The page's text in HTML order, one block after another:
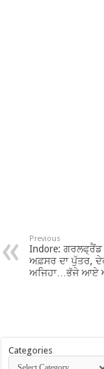
Previous
Indore: ਗਰਲਫ੍ਰੈਂਡ
ਅਫ਼ਸਰ ਦਾ ਪੁੱਤਰ,
ਅਜਿਹਾ…ਭੱਜੇ ਆਏ
Categories